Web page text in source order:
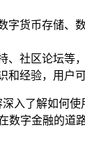
字货币存储
、社区论坛
和经验，用
入了解如何
字金融的道